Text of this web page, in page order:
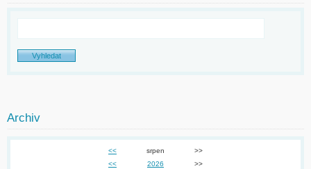
Archiv
<< srpen
>>
<<
2026 >>